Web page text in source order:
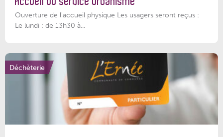
Ouverture de l'accueil physique Les usagers seront reçus :
Le lundi : de 13h30 à...
Déchèterie